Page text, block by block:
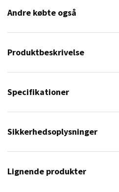
Andre købte også
Produktbeskrivelse
Specifikationer
Sikkerhedsoplysninger
Lignende produkter